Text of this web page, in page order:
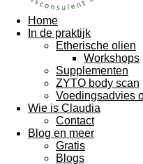
Home
In de praktijk
Etherische olien
Workshops
Supplementen
ZYTO body scan
Voedingsadvies
Wie is Claudia
Contact
Blog en meer
Gratis
Blogs